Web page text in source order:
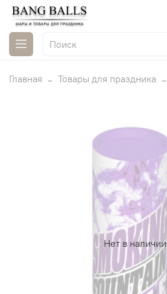
Главная Товары для праздника
Нет в наличии